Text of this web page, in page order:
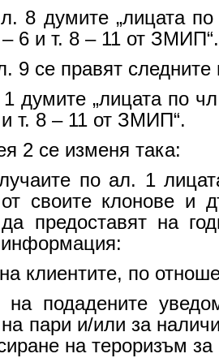
8 думите „лицата
6 и т. 8 – 11 от ЗМИП“.
9 се правят следните
думите „лицата по
т. 8 – 11 от ЗМИП“.
2 се изменя така:
по ал. 1
от своите клонове и
предоставят на
информация:
клиентите, по
подадените
пари и/или за
на тероризъм